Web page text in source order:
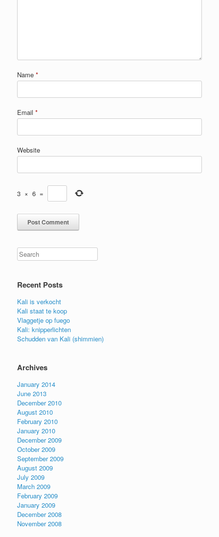
Name *
Email *
Website
3 × 6 =
Search
Recent Posts
Kali is verkocht
Kali staat te koop
Vlaggetje op fuego
Kali: knipperlichten
Schudden van Kali (shimmien)
Archives
January 2014
June 2013
December 2010
August 2010
February 2010
January 2010
December 2009
October 2009
September 2009
August 2009
July 2009
March 2009
February 2009
January 2009
December 2008
November 2008